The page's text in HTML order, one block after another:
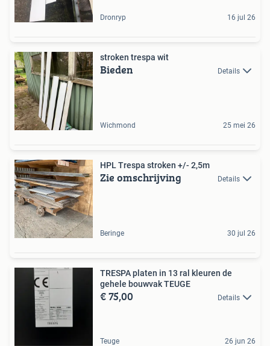
Dronryp 16 jul 26
stroken trespa wit
Bieden Details
Wichmond 25 mei 26
HPL Trespa stroken +/- 2,5m
Zie omschrijving Details
Beringe 30 jul 26
TRESPA platen in 13 ral kleuren de
gehele bouwvak TEUGE
€ 75,00 Details
Teuge 26 jun 26